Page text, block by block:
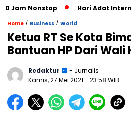
Jam Nonstop Hari Adat
Home / Business / World
Ketua RT Se Kota
Bantuan HP Dari Wali
Redaktur
- Jurnalis
Kamis, 27 Mei 2021 - 23:58 WIB